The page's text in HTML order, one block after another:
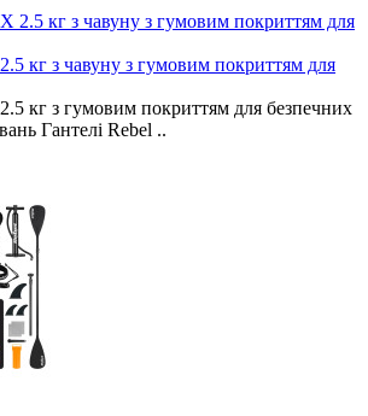
кг з чавуну з гумовим покриттям для
кг з гумовим покриттям для безпечних
Гантелі Rebel ..